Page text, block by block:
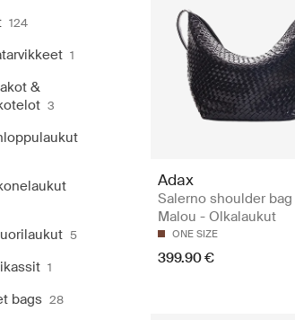
124
1
&
3
5
1
bags 28
Adax
Salerno shoulder bag
Malou - Olkalaukut
ONE SIZE
399.90 €